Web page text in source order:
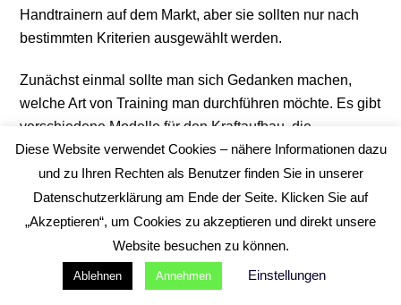
Handtrainern auf dem Markt, aber sie sollten nur nach
bestimmten Kriterien ausgewählt werden.
Zunächst einmal sollte man sich Gedanken machen,
welche Art von Training man durchführen möchte. Es gibt
verschiedene Modelle für den Kraftaufbau, die
Rehabilitation oder die allgemeine Fitness. Je nachdem,
was Sie vorhaben, können Sie den richtigen Handtrainer
auswählen.
Ein weiteres wichtiges Kriterium beim Kauf des Geräts
ist der Widerstand. Je höher der Widerstand des
Handtrainers ist, desto mehr Muskeln können Sie
Diese Website verwendet Cookies – nähere Informationen dazu
und zu Ihren Rechten als Benutzer finden Sie in unserer
Datenschutzerklärung am Ende der Seite. Klicken Sie auf
„Akzeptieren“, um Cookies zu akzeptieren und direkt unsere
Website besuchen zu können.
Ablehnen Annehmen Einstellungen